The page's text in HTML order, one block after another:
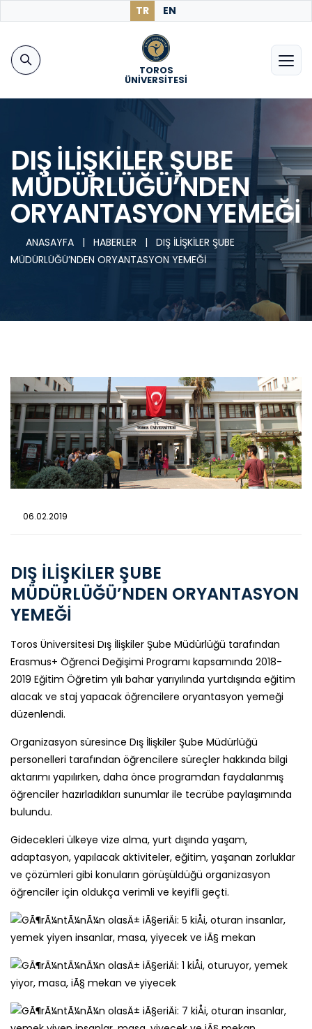
TR EN
TOROS
ÜNİVERSİTESİ
DIŞ İLİŞKİLER ŞUBE
MÜDÜRLÜĞÜ’NDEN
ORYANTASYON YEMEĞİ
ANASAYFA | HABERLER |
DIŞ İLİŞKİLER ŞUBE
MÜDÜRLÜĞÜ’NDEN ORYANTASYON YEMEĞİ
06.02.2019
DIŞ İLİŞKİLER ŞUBE
MÜDÜRLÜĞÜ’NDEN ORYANTASYON
YEMEĞİ
Toros Üniversitesi Dış İlişkiler Şube Müdürlüğü tarafından
Erasmus+ Öğrenci Değişimi Programı kapsamında 2018-
2019 Eğitim Öğretim yılı bahar yarıyılında yurtdışında eğitim
alacak ve staj yapacak öğrencilere oryantasyon yemeği
düzenlendi.
Organizasyon süresince Dış İlişkiler Şube Müdürlüğü
personelleri tarafından öğrencilere süreçler hakkında bilgi
aktarımı yapılırken, daha önce programdan faydalanmış
öğrenciler hazırladıkları sunumlar ile tecrübe paylaşımında
bulundu.
Gidecekleri ülkeye vize alma, yurt dışında yaşam,
adaptasyon, yapılacak aktiviteler, eğitim, yaşanan zorluklar
ve çözümleri gibi konuların görüşüldüğü organizasyon
öğrenciler için oldukça verimli ve keyifli geçti.